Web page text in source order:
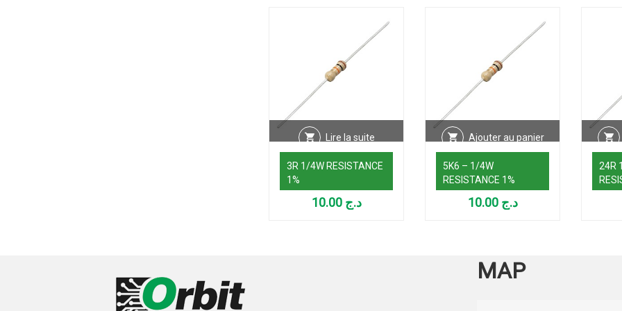
Lire la suite
3R 1/4W RESISTANCE
1%
د.ج 10.00
Ajouter au panier
5K6 – 1/4W
RESISTANCE 1%
د.ج 10.00
24R
MAP